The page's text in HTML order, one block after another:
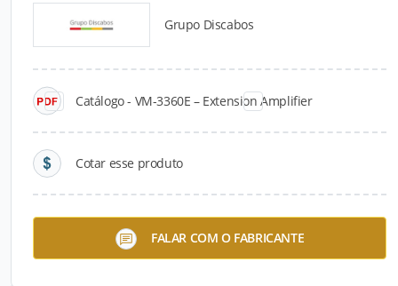
Grupo Discabos
Catálogo - VM-3360E – Extension Amplifier
Cotar esse produto
FALAR COM O FABRICANTE
Catálogos para Download
VX-200PS Power Supply